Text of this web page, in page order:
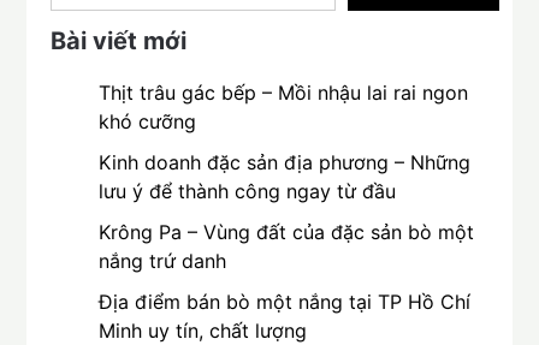
Bài viết mới
Thịt trâu gác bếp – Mồi nhậu lai rai ngon
khó cưỡng
Kinh doanh đặc sản địa phương – Những
lưu ý để thành công ngay từ đầu
Krông Pa – Vùng đất của đặc sản bò một
nắng trứ danh
Địa điểm bán bò một nắng tại TP Hồ Chí
Minh uy tín, chất lượng